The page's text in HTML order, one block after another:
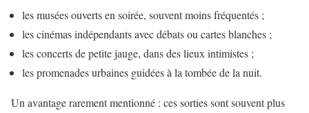
les musées ouverts en soirée, souvent moins fréquentés ;
les cinémas indépendants avec débats ou cartes blanches ;
les concerts de petite jauge, dans des lieux intimistes ;
les promenades urbaines guidées à la tombée de la nuit.
Un avantage rarement mentionné : ces sorties sont souvent plus